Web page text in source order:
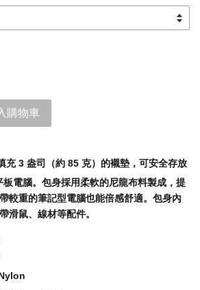
購物車
充 3 盎司（約 85 克）的襯墊，可安全存放
電腦。包身採用柔軟的尼龍布料製成，提
較重的筆記型電腦也能倍感舒適。包身內
滑鼠、線材等配件。